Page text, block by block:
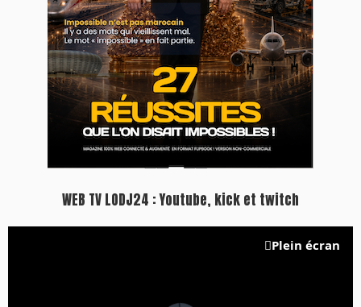
WEB TV LODJ24 : Youtube, kick et twitch
Plein écran